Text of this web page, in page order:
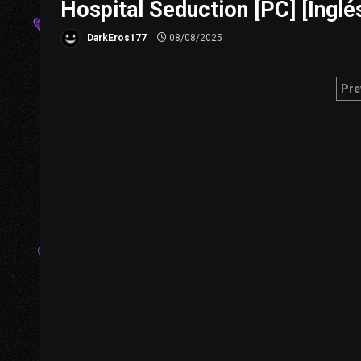
Hospital Seduction [PC]
DarkEros177 08/08/2025